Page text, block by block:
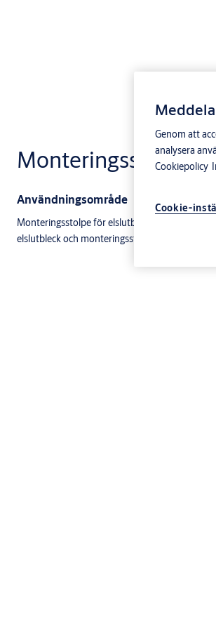
Monteringsstolpe
Användningsområde
Monteringsstolpe för elslutbleck i 900-serien
elslutbleck och monteringsstolpe till din
Genom att
analysera
Cookiepolicy
Cookie-